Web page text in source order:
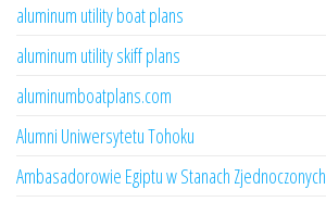
aluminum utility boat plans
aluminum utility skiff plans
aluminumboatplans.com
Alumni Uniwersytetu Tohoku
Ambasadorowie Egiptu w Stanach Zjednoczonych